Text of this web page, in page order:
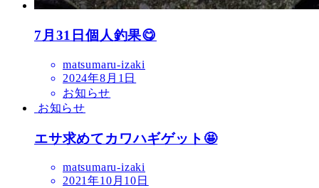
7月31日個人釣果😋
matsumaru-izaki
2024年8月1日
お知らせ
お知らせ
エサ求めてカワハギゲット🤩
matsumaru-izaki
2021年10月10日